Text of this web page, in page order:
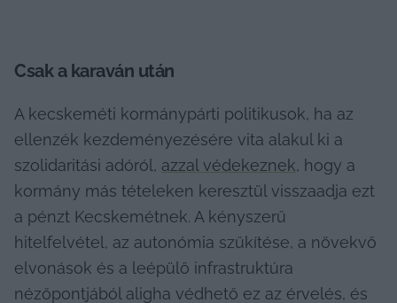
Csak a karaván után
A kecskeméti kormánypárti politikusok, ha az
ellenzék kezdeményezésére vita alakul ki a
szolidaritási adóról, azzal védekeznek, hogy a
kormány más tételeken keresztül visszaadja ezt
a pénzt Kecskemétnek. A kényszerű
hitelfelvétel, az autonómia szűkítése, a növekvő
elvonások és a leépülő infrastruktúra
nézőpontjából aligha védhető ez az érvelés, és